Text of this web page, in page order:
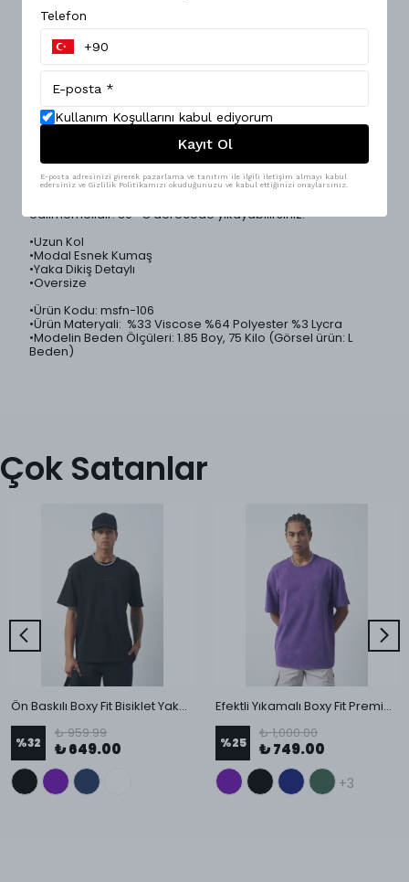
Ürün Açıklaması
Nefes alabilen uzun kol oversize erkek t-shirt, şık ve rahat
bir kullanım sunar. Modal kumaşın esnek yapısı gün boyu
konfor sağlarken, yaka dikiş detayları tasarıma ince bir
dokunuş katıyor. 4 farklı renk seçeneği ile geniş kombin
imkanı sunar. Sokak Modası ve casual kombinler için
mükemmel bir seçim!
•Ürünlerimiz Mesfeno markası tarafından Türkiye'de özenle
üretilmiştir.
edilmemelidir. 30 °C derecede yıkayabilirsiniz.
•Uzun Kol
•Modal Esnek Kumaş
•Yaka Dikiş Detaylı
•Oversize
•Ürün Kodu: msfn-106
•Ürün Materyali: %33 Viscose %64 Polyester %3 Lycra
•Modelin Beden Ölçüleri: 1.85 Boy, 75 Kilo (Görsel ürün: L
Beden)
Çok Satanlar
Ön Baskılı Boxy Fit Bisiklet Yaka T-Shirt
%32
₺ 959.99
₺ 649.00
Efektli Yıkamalı Boxy Fit Premium T-Shirt
%25
₺ 1,000.00
₺ 749.00
+3
Telefon
Kullanım Koşullarını kabul ediyorum
Kayıt Ol
E-posta adresinizi girerek pazarlama ve tanıtım ile ilgili iletişim almayı kabul
edersiniz ve Gizlilik Politikamızı okuduğunuzu ve kabul ettiğinizi onaylarsınız.